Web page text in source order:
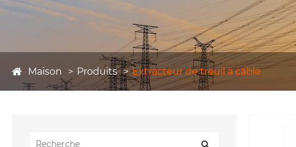
Maison Produits Extracteur de treuil à câble